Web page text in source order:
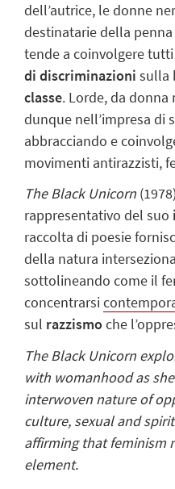
dell’autrice, le donne
destinatarie della
tende a coinvolgere
di discriminazioni sulla
classe. Lorde,da donna
dunque nell’impresa di
abbracciando e
movimenti antirazzisti,
The Black Unicorn
rappresentativo del suo
raccolta di poesie
della natura
sottolineando come il
concentrarsi
sul razzismoche
The Black Unicorn
with womanhood as
interwoven nature of
culture, sexual and
affirming that feminism
element.